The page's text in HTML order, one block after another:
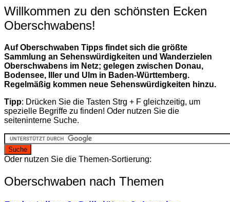
Willkommen zu den schönsten Ecken
Oberschwabens!
Auf Oberschwaben Tipps findet sich die größte
Sammlung an Sehenswürdigkeiten und Wanderzielen
Oberschwabens im Netz; gelegen zwischen Donau,
Bodensee, Iller und Ulm in Baden-Württemberg.
Regelmäßig kommen neue Sehenswürdigkeiten hinzu.
Tipp: Drücken Sie die Tasten Strg + F gleichzeitig, um
spezielle Begriffe zu finden! Oder nutzen Sie die
seiteninterne Suche.
Oder nutzen Sie die Themen-Sortierung:
Oberschwaben nach Themen